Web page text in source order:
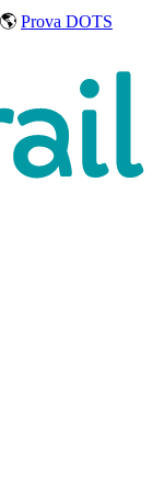
Prova DOTS